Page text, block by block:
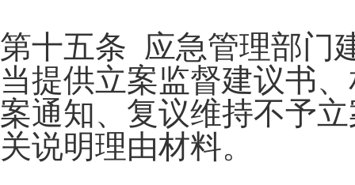
第十五条 应急管理部门
当提供立案监督建议书
案通知、复议维持不予
关说明理由材料。